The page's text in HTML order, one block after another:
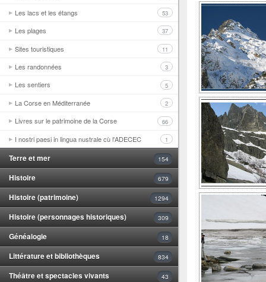
Les lacs et les étangs 53
Les plages 37
Sites touristiques 11
Les randonnées 3
Les sentiers 5
La Corse en Méditerranée 2
Livres sur le patrimoine de la Corse 66
I nostri paesi in lingua nustrale cù l'ADECEC 1
Terre et mer 154
Histoire 679
Histoire (patrimoine) 1294
Histoire (personnages historiques) 309
Généalogie 18
Littérature et bibliothèques 834
Théâtre et spectacles vivants 43